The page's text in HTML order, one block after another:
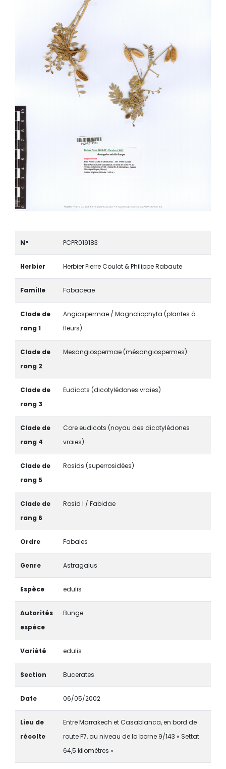
N° PCPR019183
Herbier Herbier Pierre Coulot & Philippe Rabaute
Famille Fabaceae
Clade de
rang 1
Angiospermae / Magnoliophyta (plantes à
fleurs)
Clade de
rang 2
Mesangiospermae (mésangiospermes)
Clade de
rang 3
Eudicots (dicotylédones vraies)
Clade de
rang 4
Core eudicots (noyau des dicotylédones
vraies)
Clade de
rang 5
Rosids (superrosidées)
Clade de
rang 6
Rosid I / Fabidae
Ordre Fabales
Genre Astragalus
Espèce edulis
Autorités
espèce
Bunge
Variété edulis
Section Bucerates
Date 06/05/2002
Lieu de
récolte
Entre Marrakech et Casablanca, en bord de
route P7, au niveau de la borne 9/143 « Settat
64,5 kilomètres »